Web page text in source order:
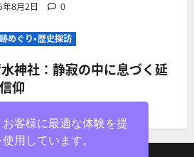
8月2日 0
めぐり・歴史探訪
神社：静寂の中に息づく延
仰
客様に最適な体験を提
用しています。